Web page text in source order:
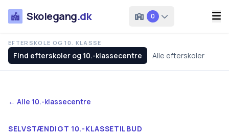
Skolegang.dk 0
EFTERSKOLE OG 10. KLASSE
Find efterskoler og 10.-klassecentre Alle efterskoler
← Alle 10.-klassecentre
SELVSTÆNDIGT 10.-KLASSETILBUD